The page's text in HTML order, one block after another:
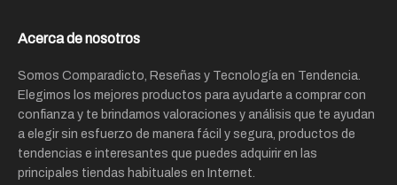
Acerca de nosotros
Somos Comparadicto, Reseñas y Tecnología en Tendencia.
Elegimos los mejores productos para ayudarte a comprar con
confianza y te brindamos valoraciones y análisis que te ayudan
a elegir sin esfuerzo de manera fácil y segura, productos de
tendencias e interesantes que puedes adquirir en las
principales tiendas habituales en Internet.